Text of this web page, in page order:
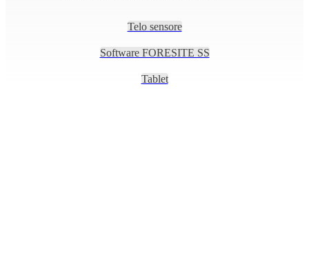
Telo sensore
Software FORESITE SS
Tablet